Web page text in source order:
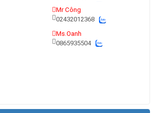
Mr Công
02432012368
Ms.Oanh
0865935504